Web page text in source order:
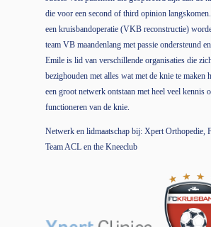
die voor een second of third opinion
een kruisbandoperatie (VKB reconstructie)
team VB maandenlang met passie ondersteund
Emile is lid van verschillende organisaties die
bezighouden met alles wat met de knie te maken
een groot netwerk ontstaan met heel veel kennis
functioneren van de knie.
Netwerk en lidmaatschap bij: Xpert Orthopedie,
Team ACL en the Kneeclub